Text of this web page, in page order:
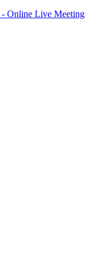
- Online Live Meeting